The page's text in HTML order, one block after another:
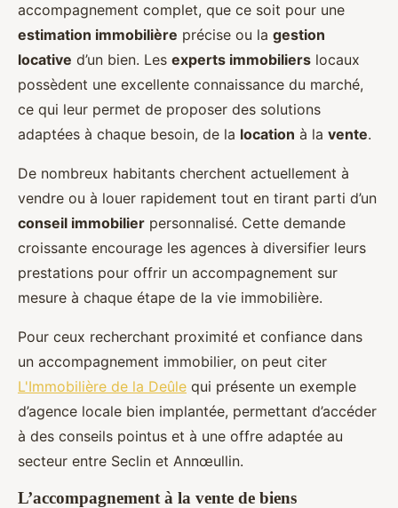
accompagnement complet, que ce soit pour une
estimation immobilière précise ou la gestion
locative d’un bien. Les experts immobiliers locaux
possèdent une excellente connaissance du marché,
ce qui leur permet de proposer des solutions
adaptées à chaque besoin, de la location à la vente.
De nombreux habitants cherchent actuellement à
vendre ou à louer rapidement tout en tirant parti d’un
conseil immobilier personnalisé. Cette demande
croissante encourage les agences à diversifier leurs
prestations pour offrir un accompagnement sur
mesure à chaque étape de la vie immobilière.
Pour ceux recherchant proximité et confiance dans
un accompagnement immobilier, on peut citer
L'Immobilière de la Deûle qui présente un exemple
d’agence locale bien implantée, permettant d’accéder
à des conseils pointus et à une offre adaptée au
secteur entre Seclin et Annœullin.
L’accompagnement à la vente de biens